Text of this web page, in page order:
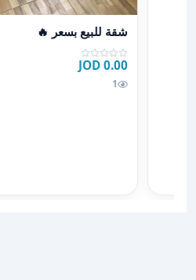
عرض تفاصيل شقة للبيع
شقة للبيع بسعر 🔥
0.00 JOD
1